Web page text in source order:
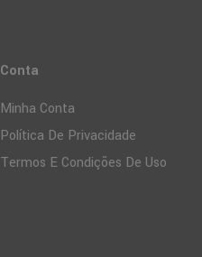
Conta
Minha Conta
Política De Privacidade
Termos E Condições De Uso